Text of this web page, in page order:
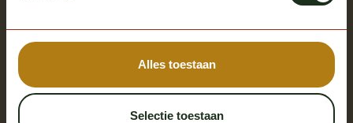
Alles toestaan
Selectie toestaan
Volvo FH/Aero
Op voorraad